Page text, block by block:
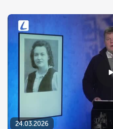
24.03.2026